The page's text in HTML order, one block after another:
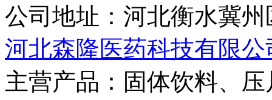
公司地址： 河北衡水冀
河北森隆医药科技有限公
主营产品： 固体饮料、